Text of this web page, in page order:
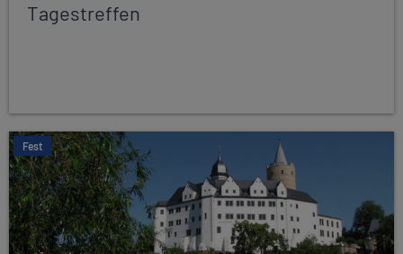
Tagestreffen
Fest